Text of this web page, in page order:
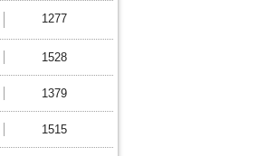
1277
1528
1379
1515